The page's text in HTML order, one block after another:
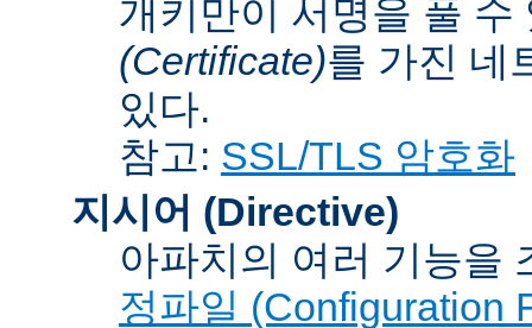
개키만이 서명을 풀
(Certificate)를 가진 네
있다.
참고: SSL/TLS 암호화
지시어 (Directive)
아파치의 여러 기능을
정파일 (Configuration